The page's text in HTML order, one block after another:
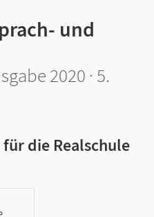
und
2020 · 5.
die Realschule